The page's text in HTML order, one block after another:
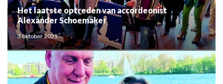
Het laatste optreden van accordeonist
Alexander Schoemaker
3 oktober 2025